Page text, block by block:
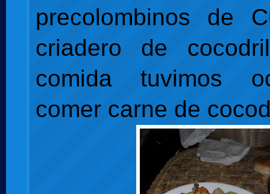
precolombinos de
criadero de
comida tuvimos
comer carne de